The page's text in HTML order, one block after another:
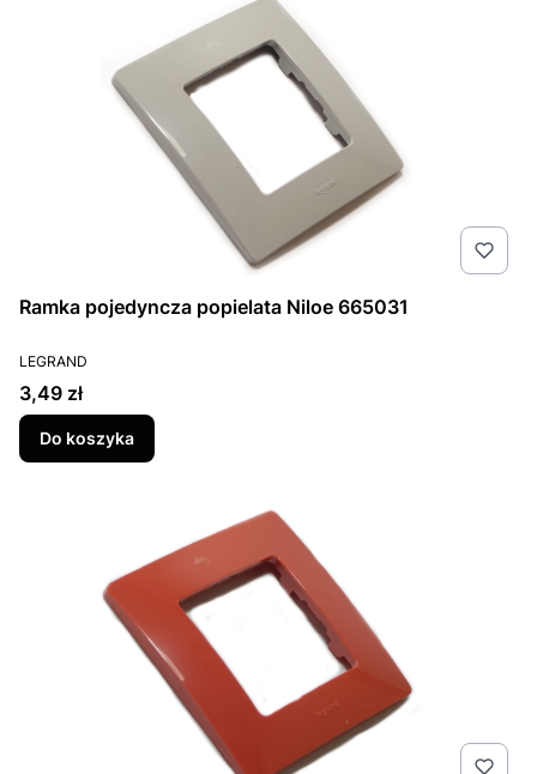
Ramka pojedyncza popielata Niloe 665031
PRODUCENT
LEGRAND
Cena
3,49 zł
Do koszyka